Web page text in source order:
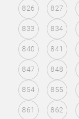
826 827
833 834
840 841
847 848
854 855
861 862